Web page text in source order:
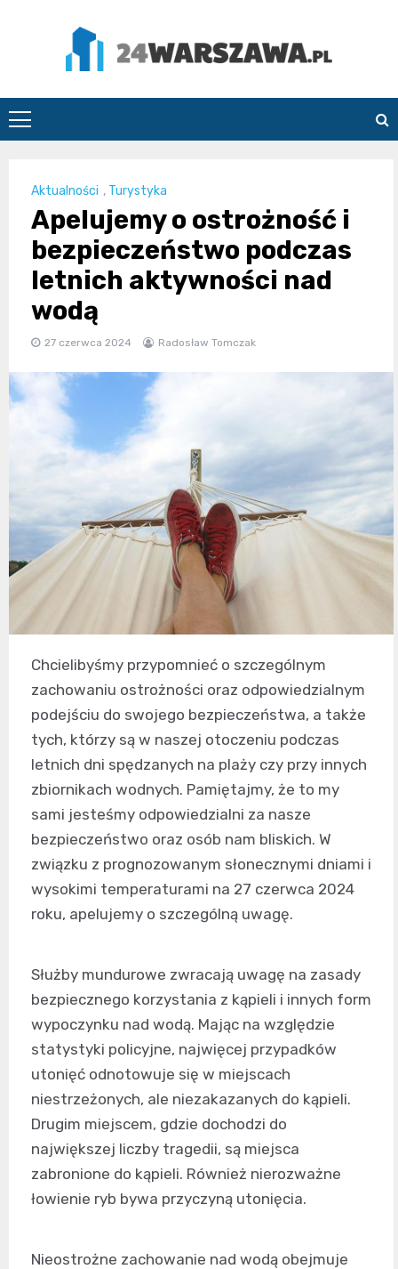
24Warszawa.pl
Aktualności , Turystyka
Apelujemy o ostrożność i
bezpieczeństwo podczas
letnich aktywności nad
wodą
27 czerwca 2024 Radosław Tomczak
Chcielibyśmy przypomnieć o szczególnym
zachowaniu ostrożności oraz odpowiedzialnym
podejściu do swojego bezpieczeństwa, a także
tych, którzy są w naszej otoczeniu podczas
letnich dni spędzanych na plaży czy przy innych
zbiornikach wodnych. Pamiętajmy, że to my
sami jesteśmy odpowiedzialni za nasze
bezpieczeństwo oraz osób nam bliskich. W
związku z prognozowanym słonecznymi dniami i
wysokimi temperaturami na 27 czerwca 2024
roku, apelujemy o szczególną uwagę.
Służby mundurowe zwracają uwagę na zasady
bezpiecznego korzystania z kąpieli i innych form
wypoczynku nad wodą. Mając na względzie
statystyki policyjne, najwięcej przypadków
utonięć odnotowuje się w miejscach
niestrzeżonych, ale niezakazanych do kąpieli.
Drugim miejscem, gdzie dochodzi do
największej liczby tragedii, są miejsca
zabronione do kąpieli. Również nierozważne
łowienie ryb bywa przyczyną utonięcia.
Nieostrożne zachowanie nad wodą obejmuje